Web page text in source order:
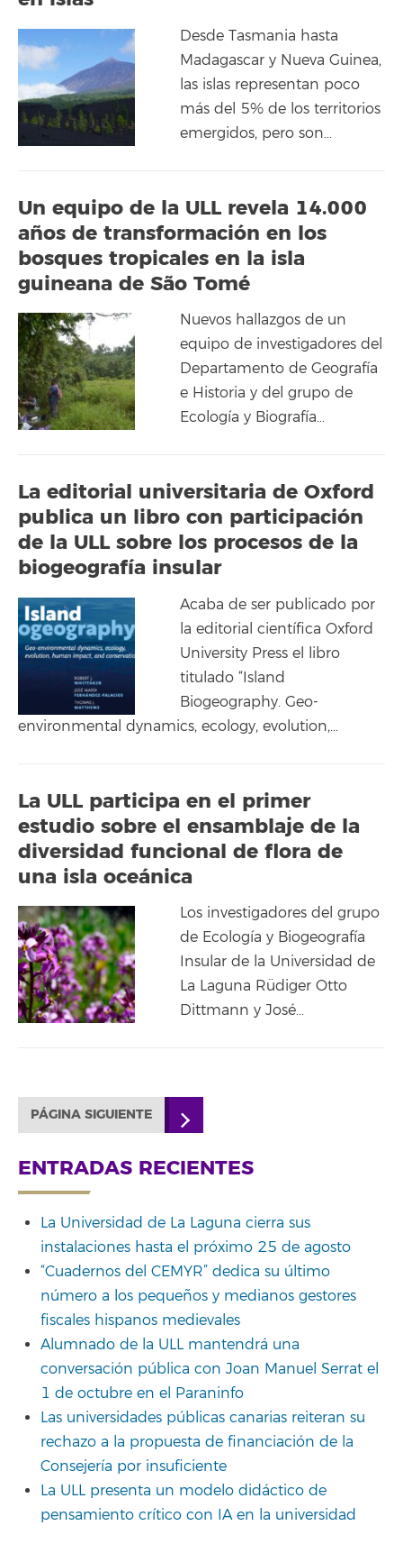
Desde Tasmania hasta
Madagascar y Nueva Guinea,
las islas representan poco
más del 5% de los territorios
emergidos, pero son…
Un equipo de la ULL revela 14.000
años de transformación en los
bosques tropicales en la isla
guineana de São Tomé
Nuevos hallazgos de un
equipo de investigadores del
Departamento de Geografía
e Historia y del grupo de
Ecología y Biografía…
La editorial universitaria de Oxford
publica un libro con participación
de la ULL sobre los procesos de la
biogeografía insular
Acaba de ser publicado por
la editorial científica Oxford
University Press el libro
titulado “Island
Biogeography. Geo-
environmental dynamics, ecology, evolution,…
La ULL participa en el primer
estudio sobre el ensamblaje de la
diversidad funcional de flora de
una isla oceánica
Los investigadores del grupo
de Ecología y Biogeografía
Insular de la Universidad de
La Laguna Rüdiger Otto
Dittmann y José…
PÁGINA SIGUIENTE
ENTRADAS RECIENTES
La Universidad de La Laguna cierra sus
instalaciones hasta el próximo 25 de agosto
“Cuadernos del CEMYR” dedica su último
número a los pequeños y medianos gestores
fiscales hispanos medievales
Alumnado de la ULL mantendrá una
conversación pública con Joan Manuel Serrat el
1 de octubre en el Paraninfo
Las universidades públicas canarias reiteran su
rechazo a la propuesta de financiación de la
Consejería por insuficiente
La ULL presenta un modelo didáctico de
pensamiento crítico con IA en la universidad